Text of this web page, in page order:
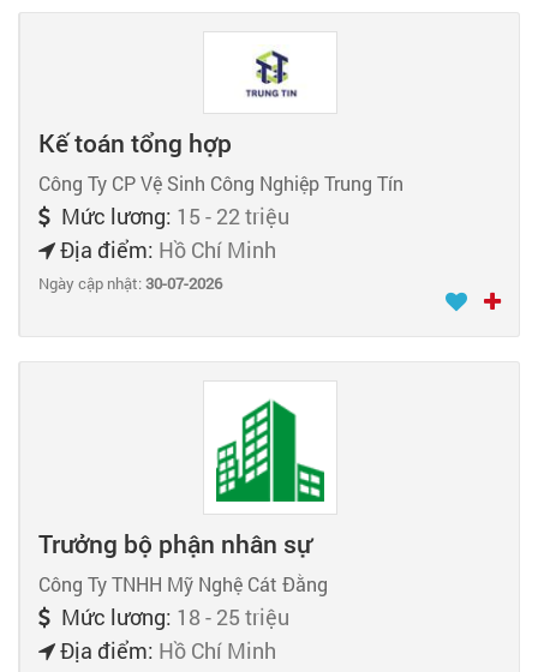
Kế toán tổng hợp
Công Ty CP Vệ Sinh Công Nghiệp Trung Tín
Mức lương: 15 - 22 triệu
Địa điểm: Hồ Chí Minh
Ngày cập nhật:30-07-2026
Trưởng bộ phận nhân sự
Công Ty TNHH Mỹ Nghệ Cát Đằng
Mức lương: 18 - 25 triệu
Địa điểm: Hồ Chí Minh